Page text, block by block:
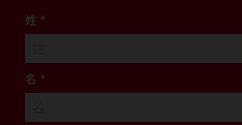
姓 *
名 *